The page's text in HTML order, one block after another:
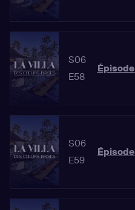
S06
E58
Épisode
S06
E59
Épisode